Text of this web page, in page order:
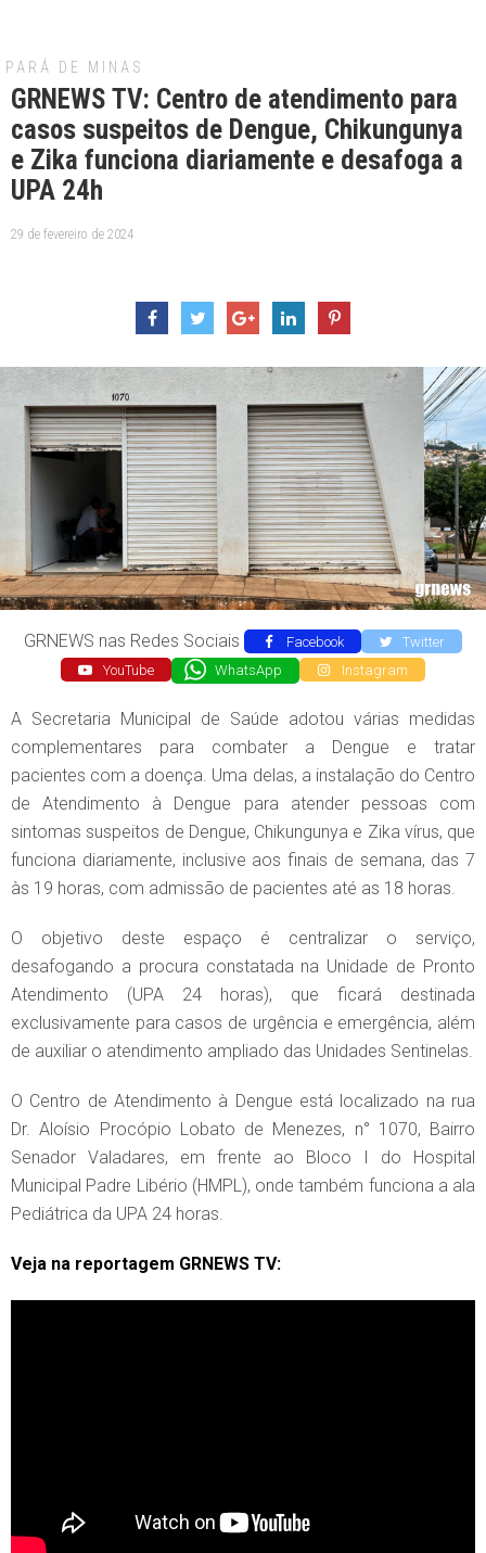
PARÁ DE MINAS
GRNEWS TV: Centro de atendimento para
casos suspeitos de Dengue, Chikungunya
e Zika funciona diariamente e desafoga a
UPA 24h
29 de fevereiro de 2024
GRNEWS nas Redes Sociais Facebook
Twitter
YouTube
WhatsApp Instagram
A Secretaria Municipal de Saúde adotou várias medidas
complementares para combater a Dengue e tratar
pacientes com a doença. Uma delas, a instalação do Centro
de Atendimento à Dengue para atender pessoas com
sintomas suspeitos de Dengue, Chikungunya e Zika vírus, que
funciona diariamente, inclusive aos finais de semana, das 7
às 19 horas, com admissão de pacientes até as 18 horas.
O objetivo deste espaço é centralizar o serviço,
desafogando a procura constatada na Unidade de Pronto
Atendimento (UPA 24 horas), que ficará destinada
exclusivamente para casos de urgência e emergência, além
de auxiliar o atendimento ampliado das Unidades Sentinelas.
O Centro de Atendimento à Dengue está localizado na rua
Dr. Aloísio Procópio Lobato de Menezes, n° 1070, Bairro
Senador Valadares, em frente ao Bloco I do Hospital
Municipal Padre Libério (HMPL), onde também funciona a ala
Pediátrica da UPA 24 horas.
Veja na reportagem GRNEWS TV: